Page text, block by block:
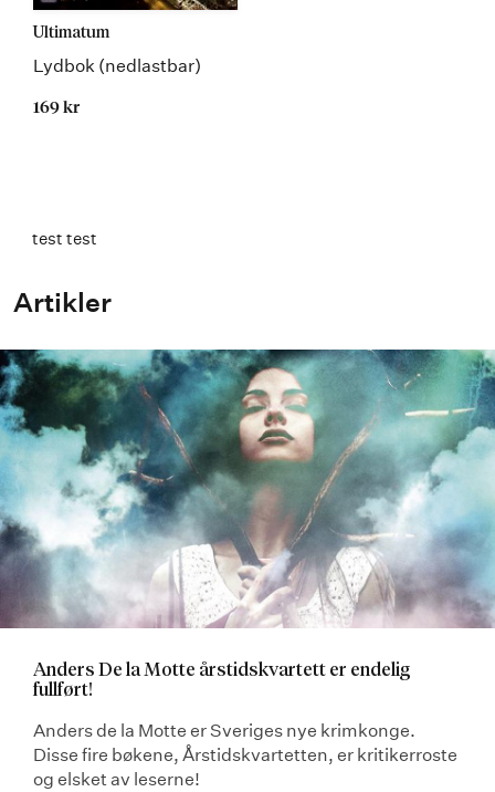
Ultimatum
Lydbok (nedlastbar)
169 kr
test test
Artikler
Anders De la Motte årstidskvartett er endelig
fullført!
Anders de la Motte er Sveriges nye krimkonge.
Disse fire bøkene, Årstidskvartetten, er kritikerroste
og elsket av leserne!